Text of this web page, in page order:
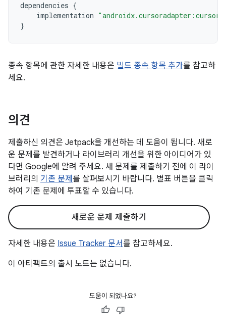
dependencies {
implementation
}
종속 항목에 관한 자세한 내용은 빌드 종속 항목 추가를 참고하
세요.
의견
제출하신 의견은 Jetpack을 개선하는 데 도움이 됩니다. 새로
운 문제를 발견하거나 라이브러리 개선을 위한 아이디어가 있
다면 Google에 알려 주세요. 새 문제를 제출하기 전에 이 라이
브러리의 기존 문제 를 살펴보시기 바랍니다. 별표 버튼을 클릭
하여 기존 문제에 투표할 수 있습니다.
새로운 문제 제출하기
자세한 내용은 Issue Tracker 문서를 참고하세요.
이 아티팩트의 출시 노트는 없습니다.
도움이 되었나요?